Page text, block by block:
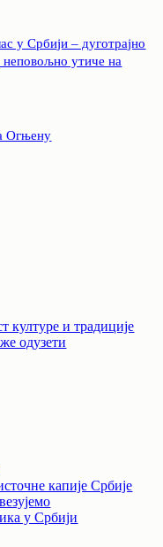
у Србији – дуготрајно
неповољно утиче на
Огњену
културе и традиције
одузети
капије Србије
у Србији